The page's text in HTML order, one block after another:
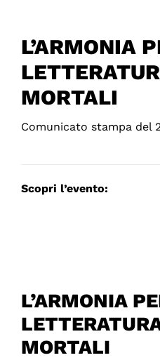
L’ARMONIA
MORTALI
Comunicato stampa del
Scopri l’evento:
L’ARMONIA
MORTALI